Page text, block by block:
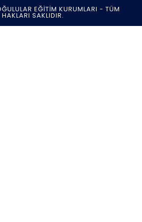
EĞITIM KURUMLARI - TÜM
HAKLARI SAKLIDIR.